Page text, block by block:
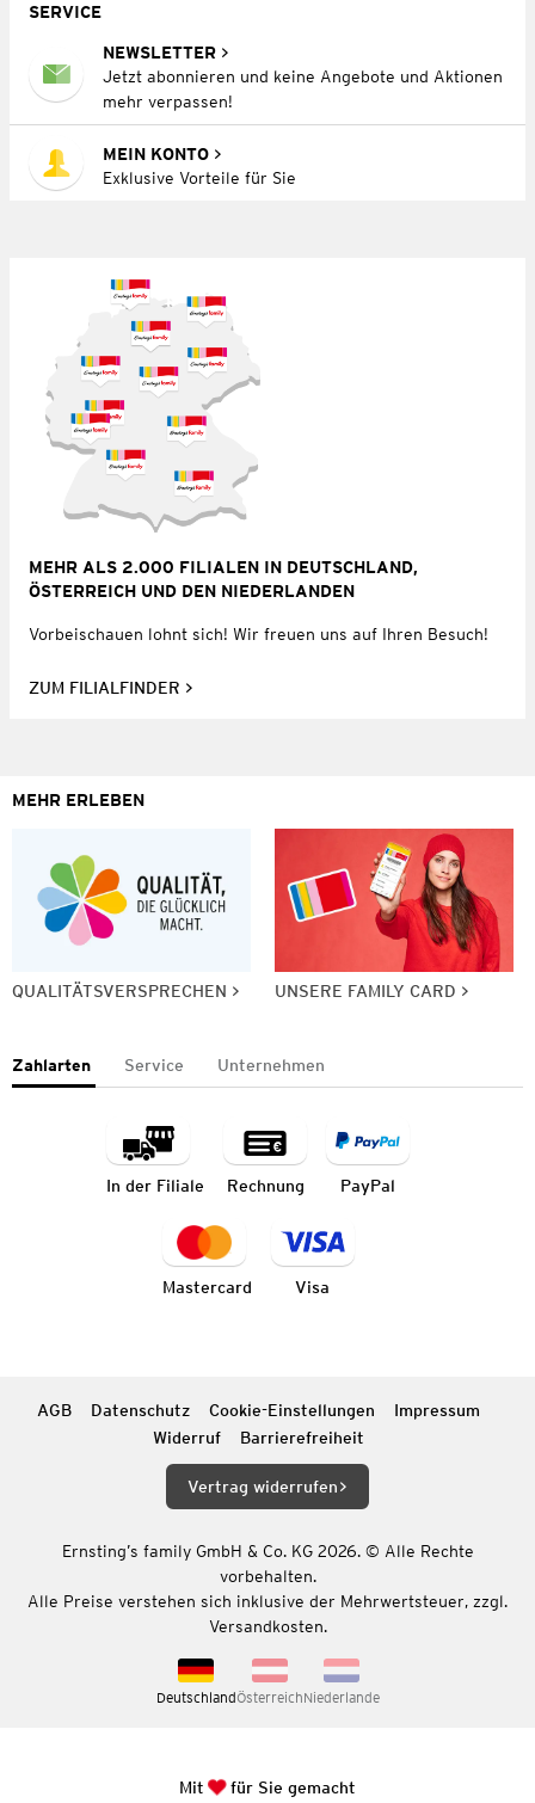
SERVICE
NEWSLETTER
Jetzt abonnieren und keine Angebote und Aktionen
mehr verpassen!
MEIN KONTO
Exklusive Vorteile für Sie
MEHR ALS 2.000 FILIALEN IN DEUTSCHLAND,
ÖSTERREICH UND DEN NIEDERLANDEN
Vorbeischauen lohnt sich! Wir freuen uns auf Ihren Besuch!
ZUM FILIALFINDER
MEHR ERLEBEN
QUALITÄTSVERSPRECHEN UNSERE FAMILY CARD
Zahlarten Service Unternehmen
In der Filiale Rechnung PayPal
Mastercard Visa
AGB Datenschutz Cookie-Einstellungen
Impressum
Widerruf
Barrierefreiheit
Vertrag widerrufen
Ernsting’s family GmbH & Co. KG 2026. © Alle Rechte
vorbehalten.
Alle Preise verstehen sich inklusive der Mehrwertsteuer, zzgl.
Versandkosten.
DeutschlandÖsterreichNiederlande
Mit für Sie gemacht